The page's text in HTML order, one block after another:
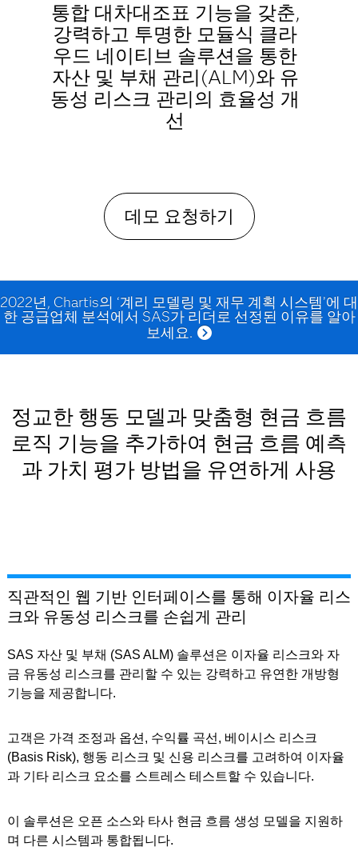
통합 대차대조표 기능을 갖춘,
강력하고 투명한 모듈식 클라
우드 네이티브 솔루션을 통한
자산 및 부채 관리(ALM)와 유
동성 리스크 관리의 효율성 개
선
데모 요청하기
2022년, Chartis의 ‘계리 모델링 및 재무 계획 시스템’에 대
한 공급업체 분석에서 SAS가 리더로 선정된 이유를 알아
보세요.
정교한 행동 모델과 맞춤형 현금 흐름
로직 기능을 추가하여 현금 흐름 예측
과 가치 평가 방법을 유연하게 사용
직관적인 웹 기반 인터페이스를 통해 이자율 리스
크와 유동성 리스크를 손쉽게 관리
SAS 자산 및 부채 (SAS ALM) 솔루션은 이자율 리스크와 자
금 유동성 리스크를 관리할 수 있는 강력하고 유연한 개방형
기능을 제공합니다.
고객은 가격 조정과 옵션, 수익률 곡선, 베이시스 리스크
(Basis Risk), 행동 리스크 및 신용 리스크를 고려하여 이자율
과 기타 리스크 요소를 스트레스 테스트할 수 있습니다.
이 솔루션은 오픈 소스와 타사 현금 흐름 생성 모델을 지원하
며 다른 시스템과 통합됩니다.